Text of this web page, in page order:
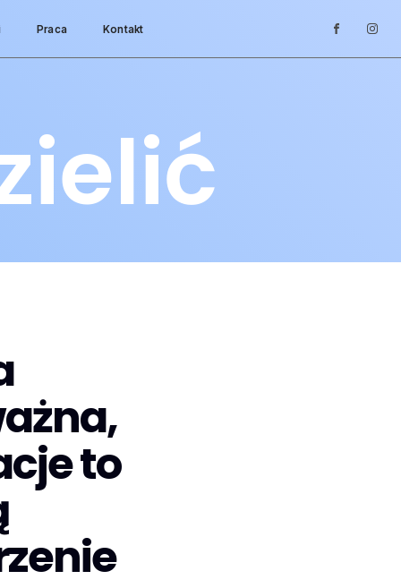
Praca Kontakt
to